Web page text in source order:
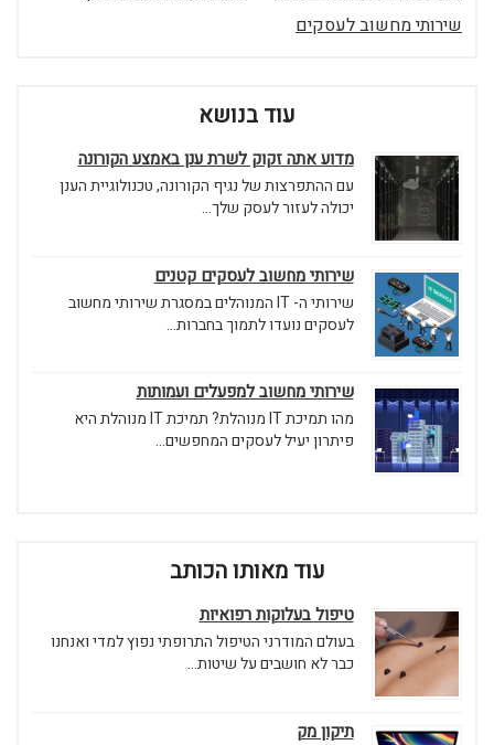
שירותי מחשוב לעסקים
עוד בנושא
מדוע אתה זקוק לשרת ענן באמצע הקורונה
עם ההתפרצות של נגיף הקורונה, טכנולוגיית הענן
יכולה לעזור לעסק שלך...
שירותי מחשוב לעסקים קטנים
שירותי ה- IT המנוהלים במסגרת שירותי מחשוב
לעסקים נועדו לתמוך בחברות...
שירותי מחשוב למפעלים ועמותות
מהו תמיכת IT מנוהלת? תמיכת IT מנוהלת היא
פיתרון יעיל לעסקים המחפשים...
עוד מאותו הכותב
טיפול בעלוקות רפואיות
בעולם המודרני הטיפול התרופתי נפוץ למדי ואנחנו
כבר לא חושבים על שיטות...
תיקון מק